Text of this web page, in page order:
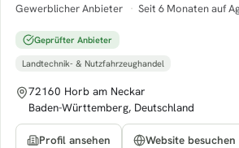
Gewerblicher Anbieter · Seit 6 Monaten auf
Geprüfter Anbieter
Landtechnik- & Nutzfahrzeughandel
72160 Horb am Neckar
Baden-Württemberg, Deutschland
Profil ansehen
Website besuchen